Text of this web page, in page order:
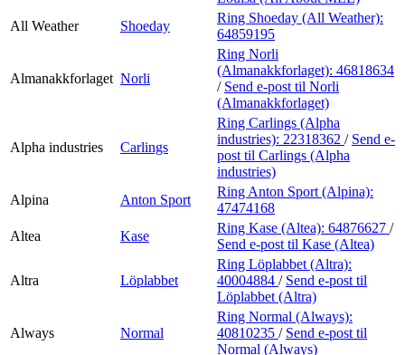
All Weather
Shoeday
Ring Shoeday (All Weather):
64859195
Almanakkforlaget Norli
Ring Norli
(Almanakkforlaget): 46818634
/ Send e-post til Norli
(Almanakkforlaget)
Alpha industries Carlings
Ring Carlings (Alpha
industries): 22318362 / Send e-
post til Carlings (Alpha
industries)
Alpina
Anton Sport
Ring Anton Sport (Alpina):
47474168
Altea
Kase
Ring Kase (Altea): 64876627 /
Send e-post til Kase (Altea)
Altra Löplabbet
Ring Löplabbet (Altra):
40004884 / Send e-post til
Löplabbet (Altra)
Always Normal
Ring Normal (Always):
40810235 / Send e-post til
Normal (Always)